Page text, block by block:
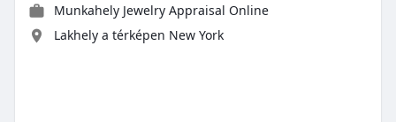
Munkahely Jewelry Appraisal Online
Lakhely a térképen New York